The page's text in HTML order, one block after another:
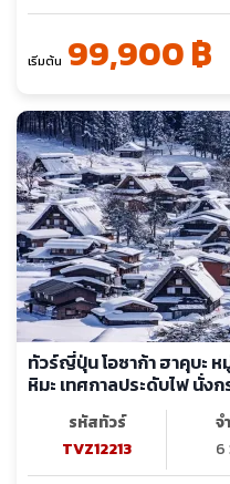
เริ่มต้น 99,900 ฿
ทัวร์ญี่ปุ่น โอซาก้า ฮาคุบะ ห
หิมะ เทศกาลประดับไฟ นั่งก
รหัสทัวร์
TVZ12213
จ
6